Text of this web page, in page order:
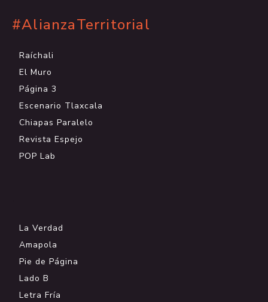
#AlianzaTerritorial
Raíchali
El Muro
Página 3
Escenario Tlaxcala
Chiapas Paralelo
Revista Espejo
POP Lab
La Verdad
Amapola
Pie de Página
Lado B
Letra Fría